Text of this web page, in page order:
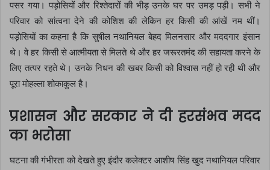
पसर गया। पड़ोसियों और रिश्तेदारों की भीड़ उनके घर पर उमड़ पड़ी। सभी ने
परिवार को सांत्वना देने की कोशिश की लेकिन हर किसी की आंखें नम थीं।
पड़ोसियों का कहना है कि सुषील नथानियल बेहद मिलनसार और मददगार इंसान
थे। वे हर किसी से आत्मीयता से मिलते थे और हर जरूरतमंद की सहायता करने के
लिए तत्पर रहते थे। उनके निधन की खबर किसी को विश्वास नहीं हो रही थी और
पूरा मोहल्ला शोकाकुल है।
प्रशासन और सरकार ने दी हरसंभव मदद
का भरोसा
घटना की गंभीरता को देखते हुए इंदौर कलेक्टर आशीष सिंह खुद नथानियल परिवार